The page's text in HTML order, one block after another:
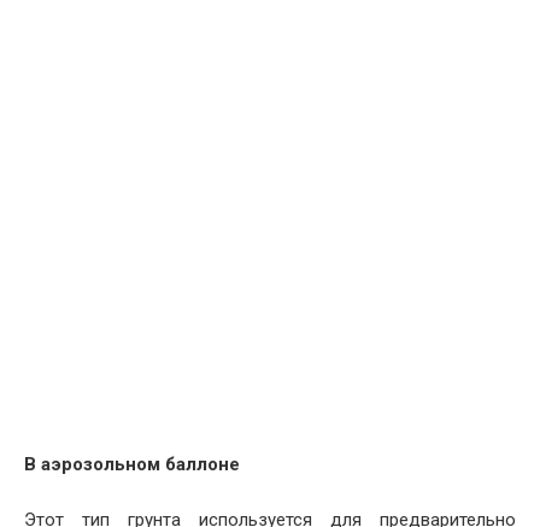
В аэрозольном баллоне
Этот тип грунта используется для предварительно